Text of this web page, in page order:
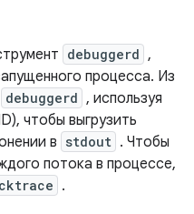
debuggerd ,
процесса. Из
debuggerd , используя
чтобы выгрузить
в stdout . Чтобы
потока в процессе,
.